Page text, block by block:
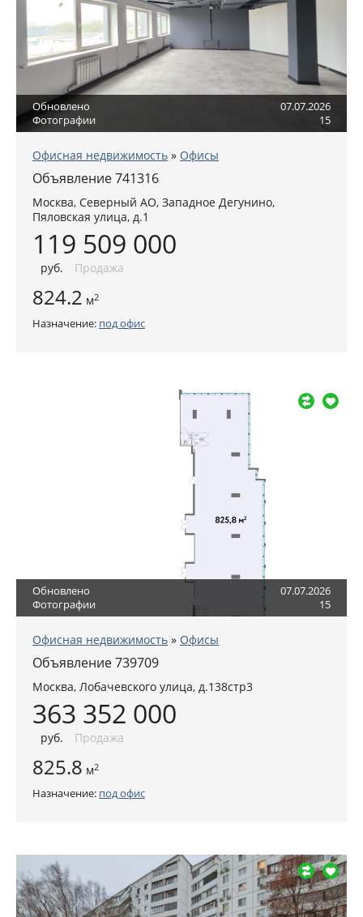
Обновлено
07.07.2026
Фотографии
15
Офисная недвижимость » Офисы
Объявление 741316
Москва, Северный АО, Западное Дегунино,
Пяловская улица, д.1
119 509 000
руб. Продажа
824.2 м2
Назначение: под офис
Обновлено
07.07.2026
Фотографии
15
Офисная недвижимость » Офисы
Объявление 739709
Москва, Лобачевского улица, д.138стр3
363 352 000
руб. Продажа
825.8 м2
Назначение: под офис